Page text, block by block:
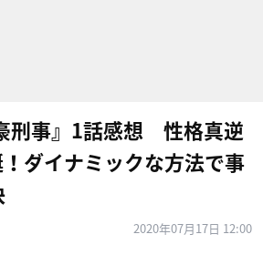
刑事』1話感想 性格真逆
ダイナミックな方法で事
2020年07月17日 12:00